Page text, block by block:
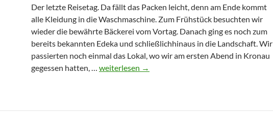
Der letzte Reisetag. Da fällt das Packen leicht, denn am Ende kommt
alle Kleidung in die Waschmaschine. Zum Frühstück besuchten wir
wieder die bewährte Bäckerei vom Vortag. Danach ging es noch zum
bereits bekannten Edeka und schließlichhinaus in die Landschaft. Wir
passierten noch einmal das Lokal, wo wir am ersten Abend in Kronau
gegessen hatten, … 17.
weiterlesen →